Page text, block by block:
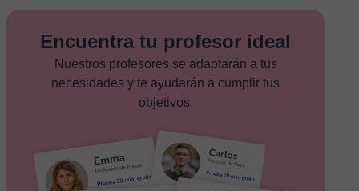
Encuentra tu profesor ideal
Nuestros profesores se adaptarán a tus
necesidades y te ayudarán a cumplir tus
objetivos.